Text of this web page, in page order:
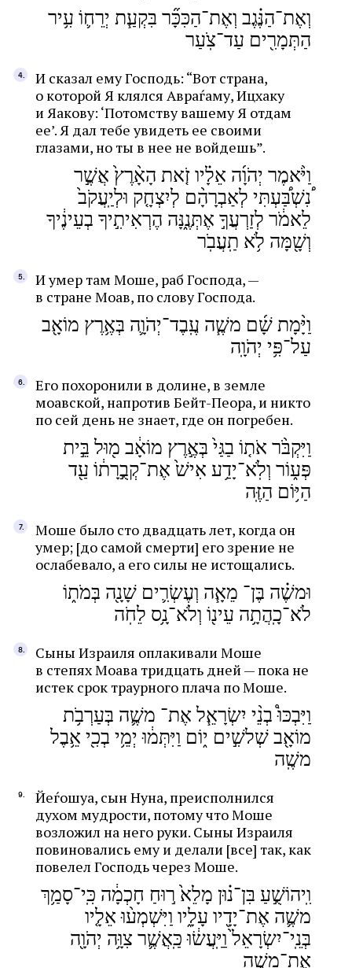
וְאֶת־הַנֶּ֗גֶב וְאֶת־הַכִּכָּ֞ר בִּקְעַ֧ת יְרֵח֛וֹ עִ֥יר
הַתְּמָרִ֖ים עַד־צֹֽעַר
И сказал ему Господь: “Вот страна,
о которой Я клялся Авраѓаму, Ицхаку
и Яакову: ‘Потомству вашему Я отдам
ее’. Я дал тебе увидеть ее своими
глазами, но ты в нее не войдешь”.
וַיֹּ֨אמֶר יְהֹוָ֜ה אֵלָ֗יו זֹ֤את הָאָ֨רֶץ֙ אֲשֶׁ֣ר
֠נִשְׁבַּ֠עְתִּי לְאַבְרָהָ֨ם לְיִצְחָ֤ק וּלְיַֽעֲקֹב֙
לֵאמֹ֔ר לְזַרְעֲךָ֣ אֶתְּנֶ֑נָּה הֶרְאִיתִ֣יךָ בְעֵינֶ֔יךָ
וְשָׁ֖מָּה לֹ֥א תַֽעֲבֹֽר
И умер там Моше, раб Господа, —
в стране Моав, по слову Господа.
וַיָּ֨מָת שָׁ֜ם משֶׁ֧ה עֶֽבֶד־יְהֹוָ֛ה בְּאֶ֥רֶץ מוֹאָ֖ב
עַל־פִּ֥י יְהֹוָֽה
Его похоронили в долине, в земле
моавской, напротив Бейт-Пеора, и никто
по сей день не знает, где он погребен.
וַיִּקְבֹּ֨ר אֹת֤וֹ בַגַּי֙ בְּאֶ֣רֶץ מוֹאָ֔ב מ֖וּל בֵּ֣ית
פְּע֑וֹר וְלֹֽא־יָדַ֥ע אִישׁ֙ אֶת־קְבֻ֣רָת֔וֹ עַ֖ד
הַיּ֥וֹם הַזֶּֽה
Моше было сто двадцать лет, когда он
умер; [до самой смерти] его зрение не
ослабевало, а его силы не истощались.
וּמשֶׁ֗ה בֶּן־ מֵאָ֧ה וְעֶשְׂרִ֛ים שָׁנָ֖ה בְּמֹת֑וֹ
לֹא־כָֽהֲתָ֥ה עֵינ֖וֹ וְלֹא־נָ֥ס לֵחֹֽה
Сыны Израиля оплакивали Моше
в степях Моава тридцать дней — пока не
истек срок траурного плача по Моше.
וַיִּבְכּוּ֩ בְנֵ֨י יִשְׂרָאֵ֧ל אֶת־ משֶׁ֛ה בְּעַרְבֹ֥ת
מוֹאָ֖ב שְׁלשִׁ֣ים י֑וֹם וַיִּתְּמ֔וּ יְמֵ֥י בְכִ֖י אֵ֥בֶל
משֶֽׁה
Йеѓошуа, сын Нуна, преисполнился
духом мудрости, потому что Моше
возложил на него руки. Сыны Израиля
повиновались ему и делали [все] так, как
повелел Господь через Моше.
וִֽיהוֹשֻׁ֣עַ בִּן־נ֗וּן מָלֵא֙ ר֣וּחַ חָכְמָ֔ה כִּֽי־סָמַ֥ךְ
משֶׁ֛ה אֶת־יָדָ֖יו עָלָ֑יו וַיִּשְׁמְע֨וּ אֵלָ֤יו
בְּנֵֽי־יִשְׂרָאֵל֙ וַיַּֽעֲשׂ֔וּ כַּֽאֲשֶׁ֛ר צִוָּ֥ה יְהֹוָ֖ה
אֶת־משֶֽׁה